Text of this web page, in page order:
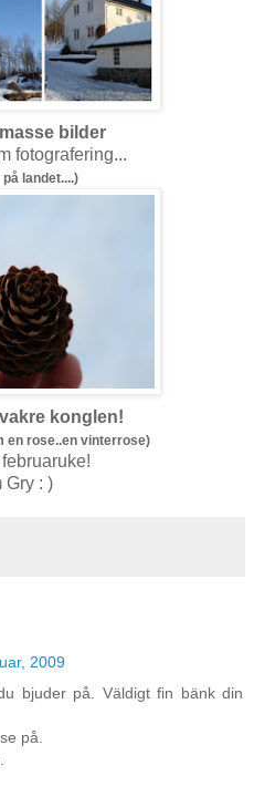
bilder
fotografering...
landet....)
konglen!
en rose..en vinterrose)
Gry : )
2009
bjuder på. Väldigt fin bänk din
på.